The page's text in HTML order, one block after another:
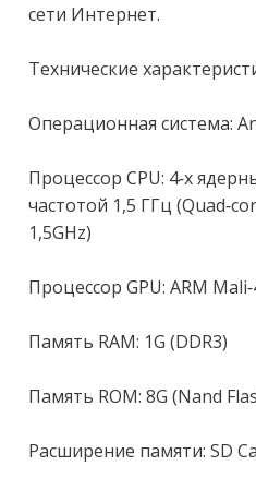
сети Интернет.
Технические
Операционная система:
Процессор СРU: 4-х
частотой 1,5 ГГц (Quаd-
1,5GНz)
Процессор GРU: АRМ
Память RАМ: 1G (DDR3)
Память RОМ: 8G (Nаnd
Расширение памяти: SD